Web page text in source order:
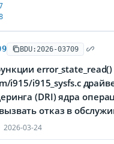
BDU:2026-03709
i915/i915_sysfs.c
(DRI) ядра
отказ в
2026-03-24